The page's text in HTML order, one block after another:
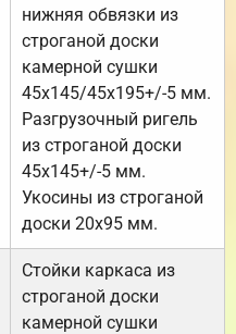
нижняя обвязки из
строганой доски
камерной сушки
45х145/45х195+/-5 мм.
Разгрузочный ригель
из строганой доски
45х145+/-5 мм.
Укосины из строганой
доски 20х95 мм.
Стойки каркаса из
строганой доски
камерной сушки